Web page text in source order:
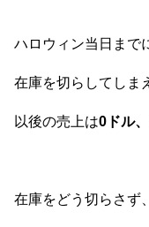
ハロウィン当日まで
在庫を切らしてしま
以後の売上は0ドル
在庫をどう切らさず、